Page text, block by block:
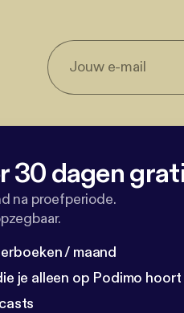
30 dagen
na proefperiode.
/ maand
je alleen op Podimo hoort